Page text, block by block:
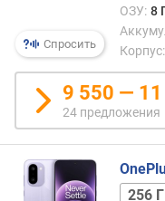
е
а
р
Спросить
ОЗУ: 8
Корпус:
9 550 —
24 предложения
256 ГБ